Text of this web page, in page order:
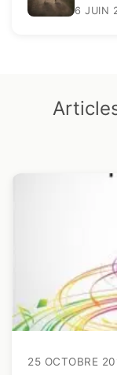
6 JUIN
25 OCTOBRE